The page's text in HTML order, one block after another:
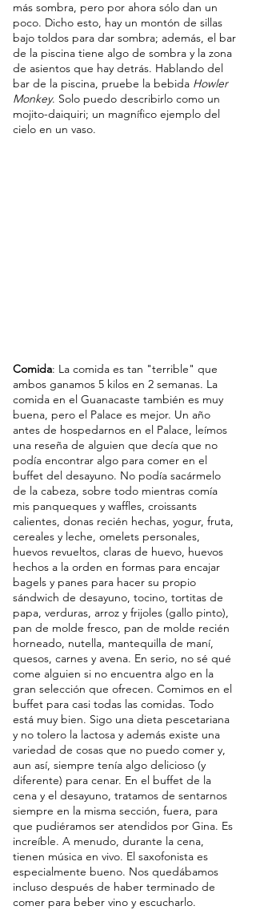
más sombra, pero por ahora sólo dan un
poco. Dicho esto, hay un montón de sillas
bajo toldos para dar sombra; además, el bar
de la piscina tiene algo de sombra y la zona
de asientos que hay detrás. Hablando del
bar de la piscina, pruebe la bebida Howler
Monkey. Solo puedo describirlo como un
mojito-daiquiri; un magnífico ejemplo del
cielo en un vaso.
Comida: La comida es tan "terrible" que
ambos ganamos 5 kilos en 2 semanas. La
comida en el Guanacaste también es muy
buena, pero el Palace es mejor. Un año
antes de hospedarnos en el Palace, leímos
una reseña de alguien que decía que no
podía encontrar algo para comer en el
buffet del desayuno. No podía sacármelo
de la cabeza, sobre todo mientras comía
mis panqueques y waffles, croissants
calientes, donas recién hechas, yogur, fruta,
cereales y leche, omelets personales,
huevos revueltos, claras de huevo, huevos
hechos a la orden en formas para encajar
bagels y panes para hacer su propio
sándwich de desayuno, tocino, tortitas de
papa, verduras, arroz y frijoles (gallo pinto),
pan de molde fresco, pan de molde recién
horneado, nutella, mantequilla de maní,
quesos, carnes y avena. En serio, no sé qué
come alguien si no encuentra algo en la
gran selección que ofrecen. Comimos en el
buffet para casi todas las comidas. Todo
está muy bien. Sigo una dieta pescetariana
y no tolero la lactosa y además existe una
variedad de cosas que no puedo comer y,
aun así, siempre tenía algo delicioso (y
diferente) para cenar. En el buffet de la
cena y el desayuno, tratamos de sentarnos
siempre en la misma sección, fuera, para
que pudiéramos ser atendidos por Gina. Es
increíble. A menudo, durante la cena,
tienen música en vivo. El saxofonista es
especialmente bueno. Nos quedábamos
incluso después de haber terminado de
comer para beber vino y escucharlo.